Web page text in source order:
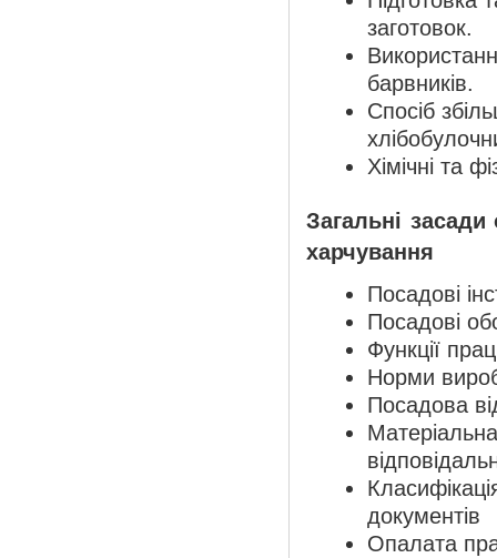
заготовок.
барвників.
Спосіб
Хімічні та
Загальні засади
харчування
Посадові
Посадові
Функції
Норми
Посадова
документів
Опалата